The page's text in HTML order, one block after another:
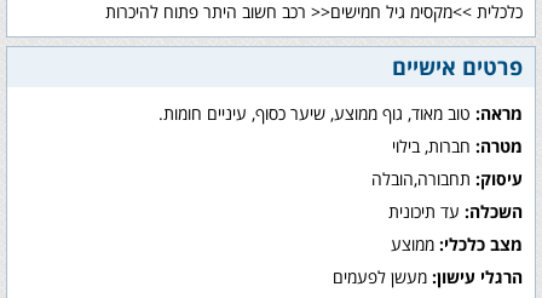
כלכלית >>מקסימ גיל חמישים<< רכב חשוב היתר פתוח להיכרות
פרטים אישיים
מראה: טוב מאוד, גוף ממוצע, שיער כסוף, עיניים חומות.
מטרה: חברות, בילוי
עיסוק: תחבורה,הובלה
השכלה: עד תיכונית
מצב כלכלי: ממוצע
הרגלי עישון: מעשן לפעמים